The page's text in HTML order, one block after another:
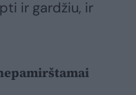
ir gardžiu, ir